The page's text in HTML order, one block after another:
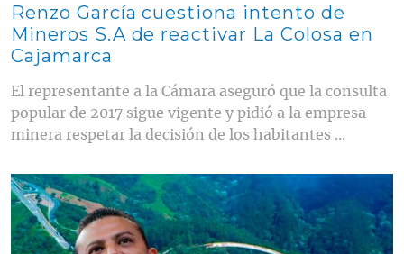
Renzo García cuestiona intento de
Mineros S.A de reactivar La Colosa en
Cajamarca
El representante a la Cámara aseguró que la consulta
popular de 2017 sigue vigente y pidió a la empresa
minera respetar la decisión de los habitantes ...
Contenido multimedia principal